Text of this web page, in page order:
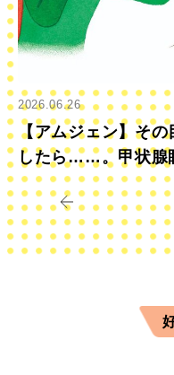
2026.06.26
【アムジェン】そ
したら……。甲状腺
すか？